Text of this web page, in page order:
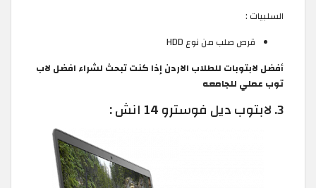
السلبيات :
قرص صلب من نوع HDD
أفضل لابتوبات للطلاب الاردن إذا كنت تبحث لشراء افضل لاب
توب عملي للجامعه
3. لابتوب ديل فوسترو 14 انش :